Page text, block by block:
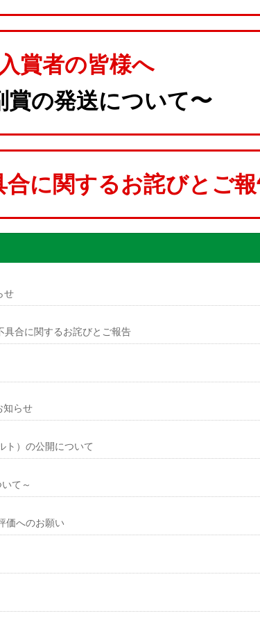
賞者の皆様へ
賞の発送について〜
合に関するお詫びとご
せ
具合に関するお詫びとご報告
知らせ
ト）の公開について
て～
価へのお願い